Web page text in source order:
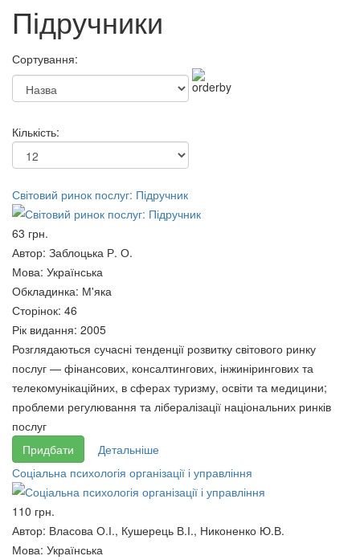
Філософія політики: Словник
200 грн.
Антологія сиску: Том 2
Антологія сиску: Том 3
200 грн.
200 грн.
Підручники
Сортування:
Кількість:
Світовий ринок послуг: Підручник
63 грн.
Автор: Заблоцька Р. О.
Мова: Українська
Обкладинка: М'яка
Сторінок: 46
Рік видання: 2005
Розглядаються сучасні тенденції розвитку світового ринку
послуг — фінансових, консалтингових, інжинірингових та
телекомунікаційних, в сферах туризму, освіти та медицини;
проблеми регулювання та лібералізації національних ринків
послуг
Придбати
Детальніше
Соціальна психологія організації і управління
110 грн.
Автор: Власова О.І., Кушерець В.І., Никоненко Ю.В.
Мова: Українська